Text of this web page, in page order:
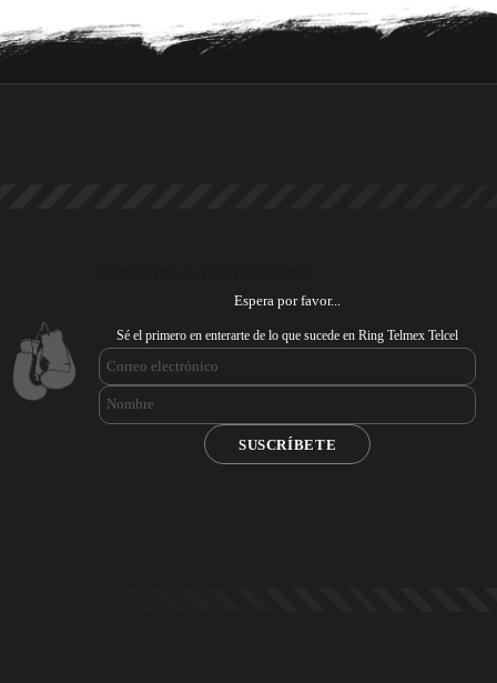
Espera por favor...
Sé el primero en enterarte de lo que sucede en Ring Telmex Telcel